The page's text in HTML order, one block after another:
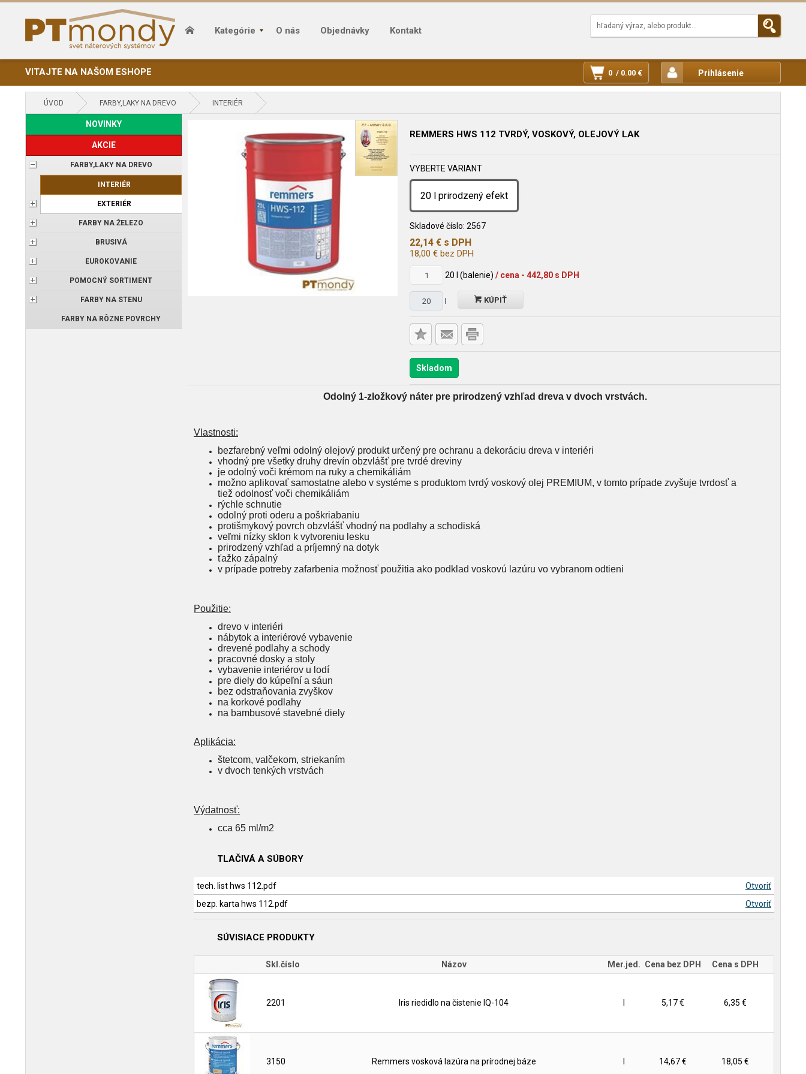
Kategórie O nás Objednávky Kontakt
VITAJTE NA NAŠOM ESHOPE Prihlásenie
0 / 0.00 €
ÚVOD FARBY,LAKY NA DREVO INTERIÉR
NOVINKY
AKCIE
FARBY,LAKY NA DREVO
INTERIÉR
EXTERIÉR
FARBY NA ŽELEZO
BRUSIVÁ
EUROKOVANIE
POMOCNÝ SORTIMENT
FARBY NA STENU
FARBY NA RÔZNE POVRCHY
REMMERS HWS 112 TVRDÝ, VOSKOVÝ, OLEJOVÝ LAK
VYBERTE VARIANT
20 l prirodzený efekt
Skladové číslo: 2567
22,14 € s DPH
18,00 € bez DPH
20 l (balenie) / cena - 442,80 s DPH
l KÚPIŤ
Skladom
Odolný 1-zložkový náter pre prirodzený vzhľad dreva v dvoch vrstvách.
Vlastnosti:
bezfarebný veľmi odolný olejový produkt určený pre ochranu a dekoráciu dreva v interiéri
vhodný pre všetky druhy drevín obzvlášť pre tvrdé dreviny
je odolný voči krémom na ruky a chemikáliám
možno aplikovať samostatne alebo v systéme s produktom tvrdý voskový olej PREMIUM, v tomto prípade zvyšuje tvrdosť a
tiež odolnosť voči chemikáliám
rýchle schnutie
odolný proti oderu a poškriabaniu
protišmykový povrch obzvlášť vhodný na podlahy a schodiská
veľmi nízky sklon k vytvoreniu lesku
prirodzený vzhľad a príjemný na dotyk
ťažko zápalný
v prípade potreby zafarbenia možnosť použitia ako podklad voskovú lazúru vo vybranom odtieni
Použitie:
drevo v interiéri
nábytok a interiérové vybavenie
drevené podlahy a schody
pracovné dosky a stoly
vybavenie interiérov u lodí
pre diely do kúpeľní a sáun
bez odstraňovania zvyškov
na korkové podlahy
na bambusové stavebné diely
Aplikácia:
štetcom, valčekom, striekaním
v dvoch tenkých vrstvách
Výdatnosť:
cca 65 ml/m2
TLAČIVÁ A SÚBORY
tech. list hws 112.pdf
Otvoriť
bezp. karta hws 112.pdf
Otvoriť
SÚVISIACE PRODUKTY
Skl.číslo Názov Mer.jed. Cena bez DPH Cena s DPH
2201 Iris riedidlo na čistenie IQ-104 5,17 € 6,35 €
3150 Remmers vosková lazúra na prírodnej báze 14,67 € 18,05 €